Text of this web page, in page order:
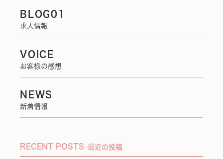
BLOG01
求人情報
VOICE
お客様の感想
NEWS
新着情報
RECENT POSTS 最近の投稿